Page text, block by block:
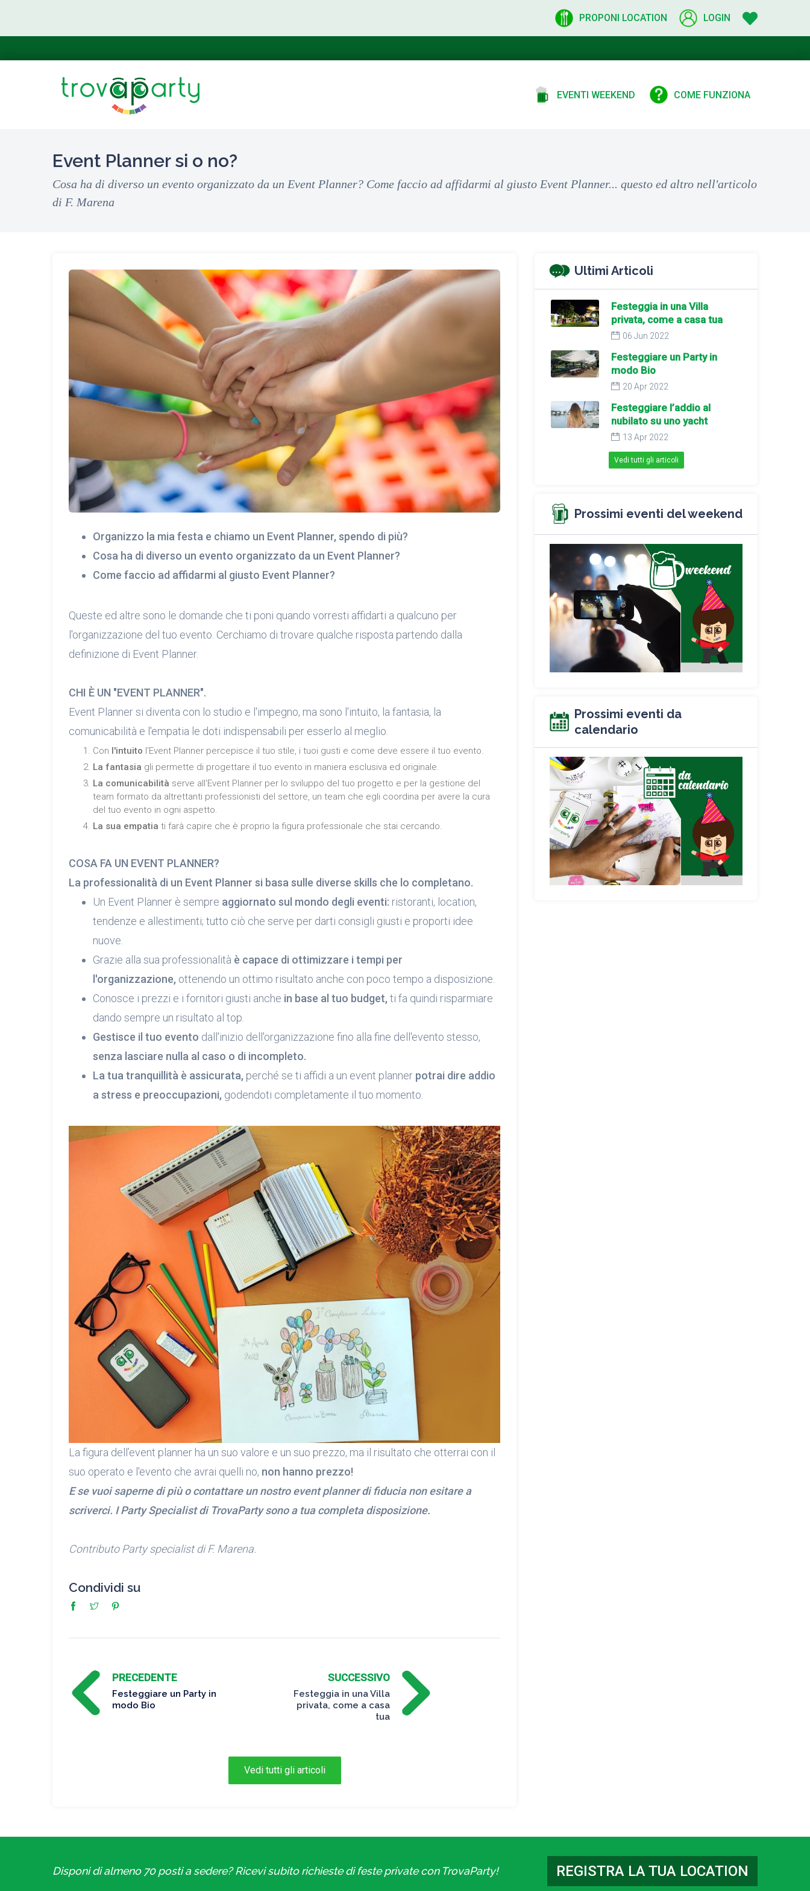
PROPONI LOCATION LOGIN
EVENTI WEEKEND COME FUNZIONA
Event Planner si o no?
Cosa ha di diverso un evento organizzato da un Event Planner? Come faccio ad affidarmi al giusto Event Planner... questo ed altro nell'articolo
di F. Marena
Organizzo la mia festa e chiamo un Event Planner, spendo di più?
Cosa ha di diverso un evento organizzato da un Event Planner?
Come faccio ad affidarmi al giusto Event Planner?
Queste ed altre sono le domande che ti poni quando vorresti affidarti a qualcuno per
l'organizzazione del tuo evento. Cerchiamo di trovare qualche risposta partendo dalla
definizione di Event Planner.
CHI È UN "EVENT PLANNER".
Event Planner si diventa con lo studio e l'impegno, ma sono l'intuito, la fantasia, la
comunicabilità e l'empatia le doti indispensabili per esserlo al meglio.
Con l'intuito l’Event Planner percepisce il tuo stile, i tuoi gusti e come deve essere il tuo evento.
La fantasia gli permette di progettare il tuo evento in maniera esclusiva ed originale.
La comunicabilità serve all'Event Planner per lo sviluppo del tuo progetto e per la gestione del
team formato da altrettanti professionisti del settore, un team che egli coordina per avere la cura
del tuo evento in ogni aspetto.
La sua empatia ti farà capire che è proprio la figura professionale che stai cercando.
COSA FA UN EVENT PLANNER?
La professionalità di un Event Planner si basa sulle diverse skills che lo completano.
Un Event Planner è sempre aggiornato sul mondo degli eventi: ristoranti, location,
tendenze e allestimenti; tutto ciò che serve per darti consigli giusti e proporti idee
nuove.
Grazie alla sua professionalità è capace di ottimizzare i tempi per
l'organizzazione, ottenendo un ottimo risultato anche con poco tempo a disposizione.
Conosce i prezzi e i fornitori giusti anche in base al tuo budget, ti fa quindi risparmiare
dando sempre un risultato al top.
Gestisce il tuo evento dall'inizio dell'organizzazione fino alla fine dell'evento stesso,
senza lasciare nulla al caso o di incompleto.
La tua tranquillità è assicurata, perché se ti affidi a un event planner potrai dire addio
a stress e preoccupazioni, godendoti completamente il tuo momento.
La figura dell’event planner ha un suo valore e un suo prezzo, ma il risultato che otterrai con il
suo operato e l'evento che avrai quelli no, non hanno prezzo!
E se vuoi saperne di più o contattare un nostro event planner di fiducia non esitare a
scriverci. I Party Specialist di TrovaParty sono a tua completa disposizione.
Contributo Party specialist di F. Marena.
Condividi su
PRECEDENTE
Festeggiare un Party in
modo Bio
SUCCESSIVO
Festeggia in una Villa
privata, come a casa
tua
Vedi tutti gli articoli
Ultimi Articoli
Festeggia in una Villa
privata, come a casa tua
06 Jun 2022
Festeggiare un Party in
modo Bio
20 Apr 2022
Festeggiare l’addio al
nubilato su uno yacht
13 Apr 2022
Vedi tutti gli articoli
Prossimi eventi del weekend
Prossimi eventi da
calendario
Disponi di almeno 70 posti a sedere? Ricevi subito richieste di feste private con TrovaParty! REGISTRA LA TUA LOCATION